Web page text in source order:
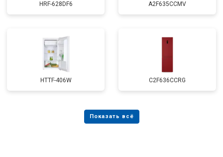
HRF-628DF6 A2F635CCMV
HTTF-406W C2F636CCRG